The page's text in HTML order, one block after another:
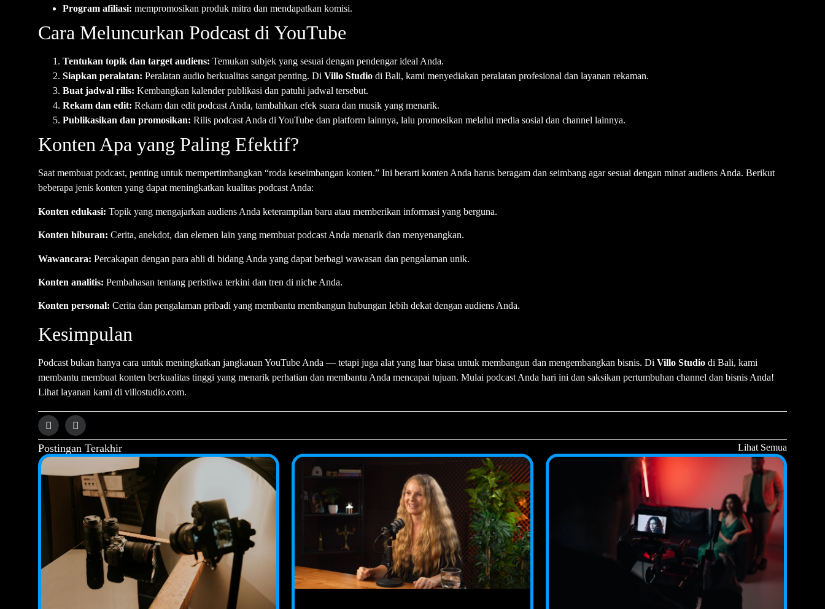
Program afiliasi: mempromosikan produk mitra dan mendapatkan komisi.
Cara Meluncurkan Podcast di YouTube
Tentukan topik dan target audiens: Temukan subjek yang sesuai dengan pendengar ideal Anda.
Siapkan peralatan: Peralatan audio berkualitas sangat penting. Di Villo Studio di Bali, kami menyediakan peralatan profesional dan layanan rekaman.
Buat jadwal rilis: Kembangkan kalender publikasi dan patuhi jadwal tersebut.
Rekam dan edit: Rekam dan edit podcast Anda, tambahkan efek suara dan musik yang menarik.
Publikasikan dan promosikan: Rilis podcast Anda di YouTube dan platform lainnya, lalu promosikan melalui media sosial dan channel lainnya.
Konten Apa yang Paling Efektif?
Saat membuat podcast, penting untuk mempertimbangkan “roda keseimbangan konten.” Ini berarti konten Anda harus beragam dan seimbang agar sesuai dengan minat audiens Anda. Berikut
beberapa jenis konten yang dapat meningkatkan kualitas podcast Anda:
Konten edukasi: Topik yang mengajarkan audiens Anda keterampilan baru atau memberikan informasi yang berguna.
Konten hiburan: Cerita, anekdot, dan elemen lain yang membuat podcast Anda menarik dan menyenangkan.
Wawancara: Percakapan dengan para ahli di bidang Anda yang dapat berbagi wawasan dan pengalaman unik.
Konten analitis: Pembahasan tentang peristiwa terkini dan tren di niche Anda.
Konten personal: Cerita dan pengalaman pribadi yang membantu membangun hubungan lebih dekat dengan audiens Anda.
Kesimpulan
Podcast bukan hanya cara untuk meningkatkan jangkauan YouTube Anda — tetapi juga alat yang luar biasa untuk membangun dan mengembangkan bisnis. Di Villo Studio di Bali, kami
membantu membuat konten berkualitas tinggi yang menarik perhatian dan membantu Anda mencapai tujuan. Mulai podcast Anda hari ini dan saksikan pertumbuhan channel dan bisnis Anda!
Lihat layanan kami di villostudio.com.
Postingan Terakhir Lihat Semua